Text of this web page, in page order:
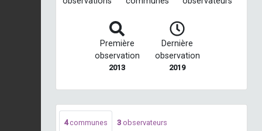
Première
observation
2013
Dernière
observation
2019
4communes 3 observateurs